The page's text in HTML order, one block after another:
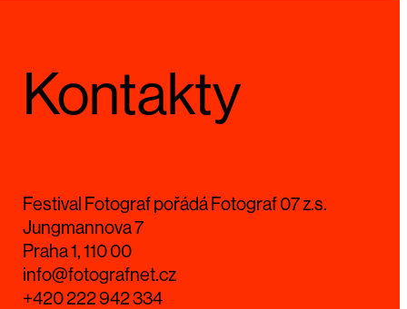
Kontakty
Festival Fotograf pořádá Fotograf 07 z.s.
Jungmannova 7
Praha 1, 110 00
info@fotografnet.cz
+420 222 942 334